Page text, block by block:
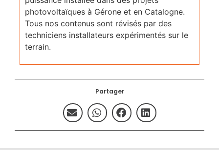
Partager
photovoltaïques à Gérone et en Catalogne.
Tous nos contenus sont révisés par des
techniciens installateurs expérimentés sur le
terrain.